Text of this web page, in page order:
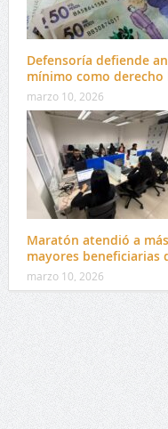
Defensoría defiende
mínimo como
marzo 10, 2026
Maratón atendió a
mayores beneficiarias
marzo 10, 2026